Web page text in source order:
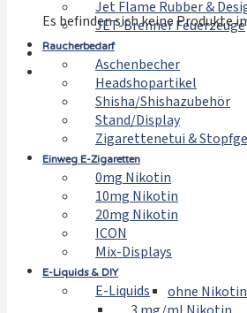
Es befinden sich keine Produkte
Jet Flame Rubber &
JET-Brenner Feuerzeuge
Raucherbedarf
Aschenbecher
Headshopartikel
Shisha/Shishazubehör
Stand/Display
Zigarettenetui &
Einweg E-Zigaretten
0mg Nikotin
10mg Nikotin
20mg Nikotin
ICON
Mix-Displays
E-Liquids & DIY
E-Liquids
ohne Nikotin